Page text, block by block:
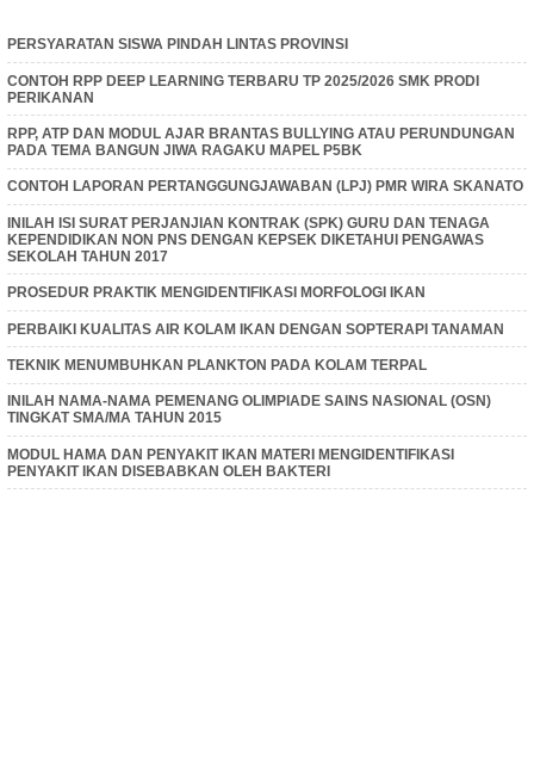
PERSYARATAN SISWA PINDAH LINTAS PROVINSI
CONTOH RPP DEEP LEARNING TERBARU TP 2025/2026 SMK PRODI
PERIKANAN
RPP, ATP DAN MODUL AJAR BRANTAS BULLYING ATAU PERUNDUNGAN
PADA TEMA BANGUN JIWA RAGAKU MAPEL P5BK
CONTOH LAPORAN PERTANGGUNGJAWABAN (LPJ) PMR WIRA SKANATO
INILAH ISI SURAT PERJANJIAN KONTRAK (SPK) GURU DAN TENAGA
KEPENDIDIKAN NON PNS DENGAN KEPSEK DIKETAHUI PENGAWAS
SEKOLAH TAHUN 2017
PROSEDUR PRAKTIK MENGIDENTIFIKASI MORFOLOGI IKAN
PERBAIKI KUALITAS AIR KOLAM IKAN DENGAN SOPTERAPI TANAMAN
TEKNIK MENUMBUHKAN PLANKTON PADA KOLAM TERPAL
INILAH NAMA-NAMA PEMENANG OLIMPIADE SAINS NASIONAL (OSN)
TINGKAT SMA/MA TAHUN 2015
MODUL HAMA DAN PENYAKIT IKAN MATERI MENGIDENTIFIKASI
PENYAKIT IKAN DISEBABKAN OLEH BAKTERI